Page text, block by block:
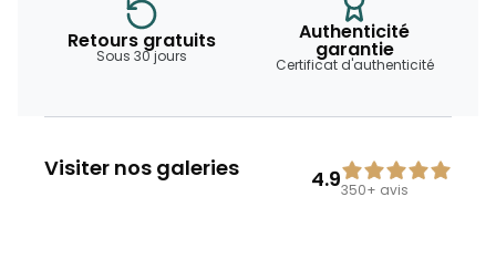
Retours gratuits
Sous 30 jours
Authenticité
garantie
Certificat d'authenticité
Visiter nos galeries 4.9350+ avis